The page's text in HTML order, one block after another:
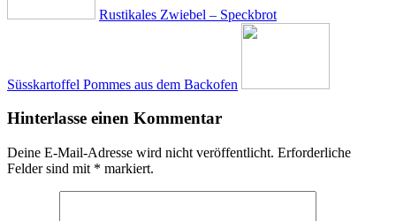
Rustikales Zwiebel – Speckbrot
Süsskartoffel Pommes aus dem Backofen
Hinterlasse einen Kommentar
Deine E-Mail-Adresse wird nicht veröffentlicht. Erforderliche
Felder sind mit * markiert.